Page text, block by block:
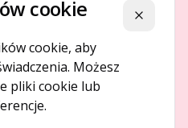
łączy ludzi i rozwija biznes
cookie Zamknij
cookie, aby
Możesz
pliki cookie lub